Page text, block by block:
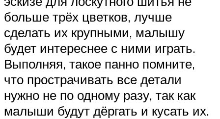
больше трёх цветков, лучше
сделать их крупными, малышу
будет интереснее с ними играть.
Выполняя, такое панно помните,
что прострачивать все детали
нужно не по одному разу, так как
малыши будут дёргать и кусать их.